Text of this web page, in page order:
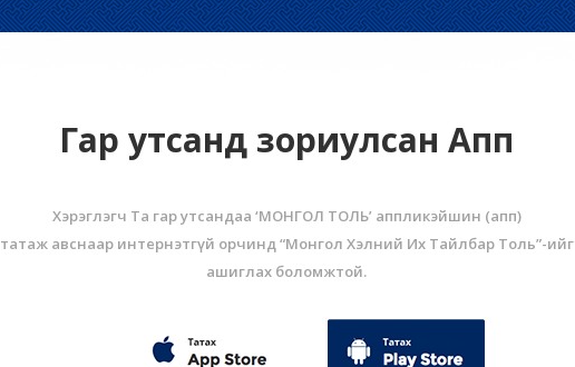
Гар утсанд зориулсан Апп
Хэрэглэгч Та гар утсандаа ‘МОНГОЛ ТОЛЬ’ аппликэйшин (aпп)
татаж авснаар интернэтгүй орчинд “Монгол Хэлний Их Тайлбар Толь”-ийг
ашиглах боломжтой.